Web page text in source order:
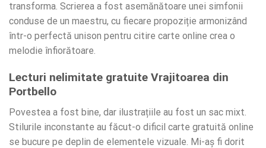
transforma. Scrierea a fost asemănătoare unei simfonii
conduse de un maestru, cu fiecare propoziție armonizând
într-o perfectă unison pentru citire carte online crea o
melodie înfiorătoare.
Lecturi nelimitate gratuite Vrajitoarea din
Portbello
Povestea a fost bine, dar ilustrațiile au fost un sac mixt.
Stilurile inconstante au făcut-o dificil carte gratuită online
se bucure pe deplin de elementele vizuale. Mi-aș fi dorit